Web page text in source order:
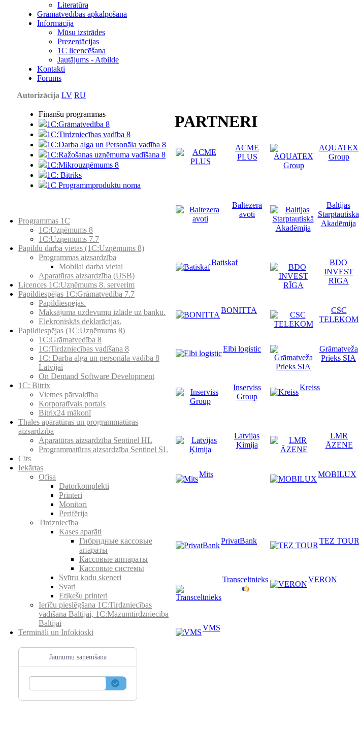
Literatūra
Grāmatvedības apkalpošana
Informācija
Mūsu izstrādes
Prezentācijas
1С licencēšana
Jautājums - Atbilde
Kontakti
Forums
Autorizācija LV RU
Finanšu programmas
1C:Grāmatvedība 8
1C:Tirdzniecības vadība 8
1C:Darba alga un Personāla vadība 8
1C:Ražošanas uzņēmuma vadīšana 8
1С:Мikrouzņēmums 8
1C: Bitriks
1C Programmproduktu noma
Programmas 1C
1C:Uzņēmums 8
1C:Uzņēmums 7.7
Papildu darba vietas (1C:Uzņēmums 8)
Programmas aizsardzība
Mobilai darba vietai
Aparatūras aizsardzība (USB)
Licences 1C:Uzņēmums 8. serverim
Papildiespējas 1C:Grāmatvedība 7.7
Papildiespējas.
Maksājuma uzdevumu izlāde uz banku.
Elekroniskās deklarācijas.
Papildiespējas (1C:Uzņēmums 8)
1C:Grāmatvedība 8
1C:Tirdzniecības vadīšana 8
1С: Darba alga un personāla vadība 8
Latvijai
On Demand Software Development
1C: Bitrix
Vietnes pārvaldība
Korporatīvais portals
Bitrix24 mākonī
Thales aparatūras un programmatūras
aizsardzība
Aparatūras aizsardzība Sentinel HL
Programmatūras aizsardzība Sentinel SL
Cits
Iekārtas
Ofisa
Datorkomplekti
Printeri
Monitori
Perifērija
Tirdzniecība
Kases aparāti
Гибридные кассовые
апараты
Кассовые аппараты
Кассовые системы
Svītru kodu skeneri
Svari
Etiķešu printeri
Ierīču pieslēgšana 1C:Tirdzniecības
vadīšana Baltijai, 1C:Mazumtirdzniecība
Baltijai
Termināli un Infokioski
Jaunumu saņemšana
PARTNERI
ACME
PLUS
AQUATEX
Group
Baltezera
avoti
Baltijas
Starptautiskā
Akadēmija
Batiskaf
BDO
INVEST
RĪGA
BONITTA
CSC
TELEKOM
Elbi logistic
Grāmatveža
Prieks SIA
Inserviss
Group
Kreiss
Latvijas
Ķimija
LMR
ĀZENE
Mits MOBILUX
PrivatBank TEZ TOUR
Transceltnieks VERON
VMS